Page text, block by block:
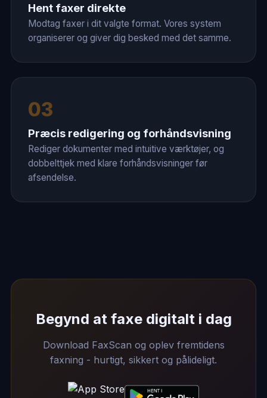
Hent faxer direkte
Modtag faxer i dit valgte format. Vores system
organiserer og giver dig besked med det samme.
03
Præcis redigering og forhåndsvisning
Rediger dokumenter med intuitive værktøjer, og
dobbelttjek med klare forhåndsvisninger før
afsendelse.
Begynd at faxe digitalt i dag
Download FaxScan og oplev fremtidens
faxning - hurtigt, sikkert og pålideligt.